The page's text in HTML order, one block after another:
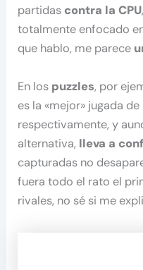
partidas contra la CPU
totalmente enfocado
que hablo, me parece
En los puzzles, por
es la «mejor» jugada
respectivamente, y
alternativa, lleva a
capturadas no
fuera todo el rato el
rivales, no sé si me